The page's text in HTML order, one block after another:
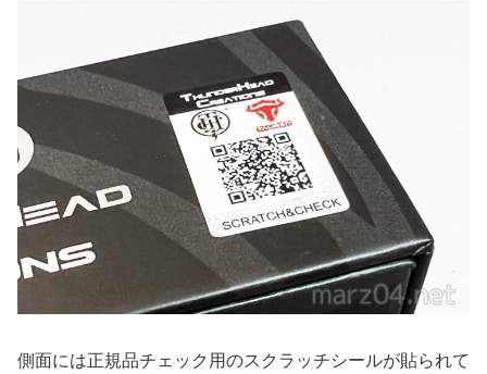
側面には正規品チェック用のスクラッチシールが貼られて